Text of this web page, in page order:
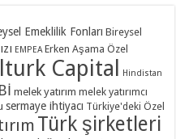
Yönü A Para Tv
Yönü A Para Tv
– Posta Gazetesi
Emeklilik Fonları Bireysel
EMPEA Erken Aşama Özel
Capital Hindistan
melek yatırım melek yatırımcı
sermaye ihtiyacı Türkiye'deki Özel
Türk şirketleri